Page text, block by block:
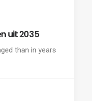
uit 2035
than in years